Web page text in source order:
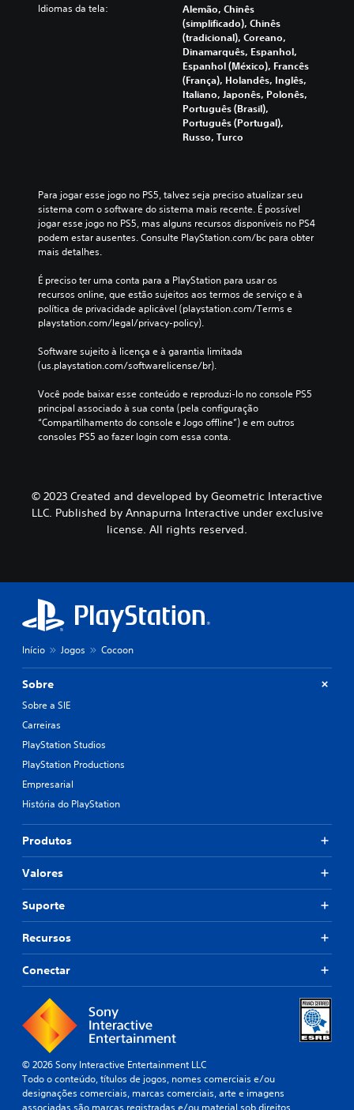
Idiomas da tela:
Alemão, Chinês
(simplificado), Chinês
(tradicional), Coreano,
Dinamarquês, Espanhol,
Espanhol (México), Francês
(França), Holandês, Inglês,
Italiano, Japonês, Polonês,
Português (Brasil),
Português (Portugal),
Russo, Turco
Para jogar esse jogo no PS5, talvez seja preciso atualizar seu
sistema com o software do sistema mais recente. É possível
jogar esse jogo no PS5, mas alguns recursos disponíveis no PS4
podem estar ausentes. Consulte PlayStation.com/bc para obter
mais detalhes.
É preciso ter uma conta para a PlayStation para usar os
recursos online, que estão sujeitos aos termos de serviço e à
política de privacidade aplicável (playstation.com/Terms e
playstation.com/legal/privacy-policy).
Software sujeito à licença e à garantia limitada
(us.playstation.com/softwarelicense/br).
Você pode baixar esse conteúdo e reproduzi-lo no console PS5
principal associado à sua conta (pela configuração
“Compartilhamento do console e Jogo offline”) e em outros
consoles PS5 ao fazer login com essa conta.
© 2023 Created and developed by Geometric Interactive
LLC. Published by Annapurna Interactive under exclusive
license. All rights reserved.
Início Jogos Cocoon
Sobre
Sobre a SIE
Carreiras
PlayStation Studios
PlayStation Productions
Empresarial
História do PlayStation
Produtos
Valores
Suporte
Recursos
Conectar
© 2026 Sony Interactive Entertainment LLC
Todo o conteúdo, títulos de jogos, nomes comerciais e/ou
designações comerciais, marcas comerciais, arte e imagens
associadas são marcas registradas e/ou material sob direitos